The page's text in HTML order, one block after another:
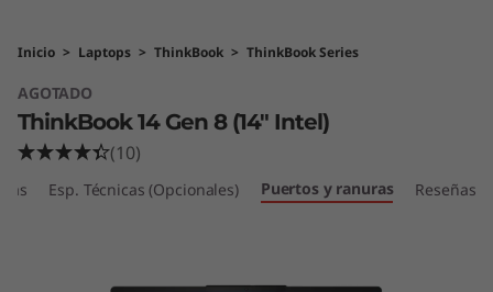
o
T
h
Inicio > Laptops > ThinkBook > ThinkBook Series
AGOTADO
ThinkBook 14 Gen 8 (14" Intel)
(10)
Esp. Técnicas (Opcionales) Puertos y ranuras Reseñas